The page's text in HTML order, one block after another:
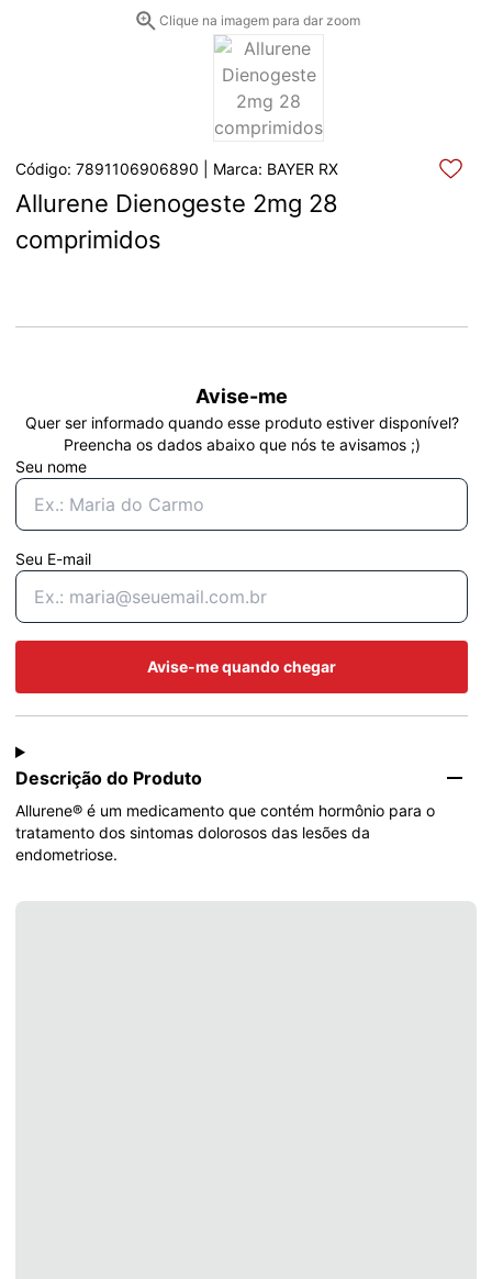
Clique na imagem para dar zoom
Código: 7891106906890 | Marca: BAYER RX
Allurene Dienogeste 2mg 28
comprimidos
Avise-me
Quer ser informado quando esse produto estiver disponível?
Preencha os dados abaixo que nós te avisamos ;)
Seu nome
Seu E-mail
Avise-me quando chegar
Descrição do Produto
Allurene® é um medicamento que contém hormônio para o
tratamento dos sintomas dolorosos das lesões da
endometriose.